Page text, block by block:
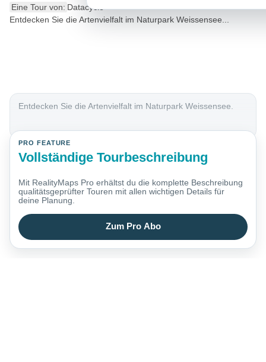
Eine Tour von: Datacycle
Entdecken Sie die Artenvielfalt im Naturpark Weissensee...
Entdecken Sie die Artenvielfalt im Naturpark Weissensee.
PRO FEATURE
Vollständige Tourbeschreibung
Mit RealityMaps Pro erhältst du die komplette Beschreibung
qualitätsgeprüfter Touren mit allen wichtigen Details für
deine Planung.
Zum Pro Abo